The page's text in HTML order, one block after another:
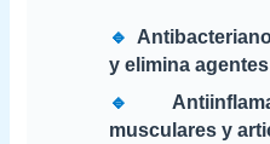
🔹
y elimina
🔹
musculares y